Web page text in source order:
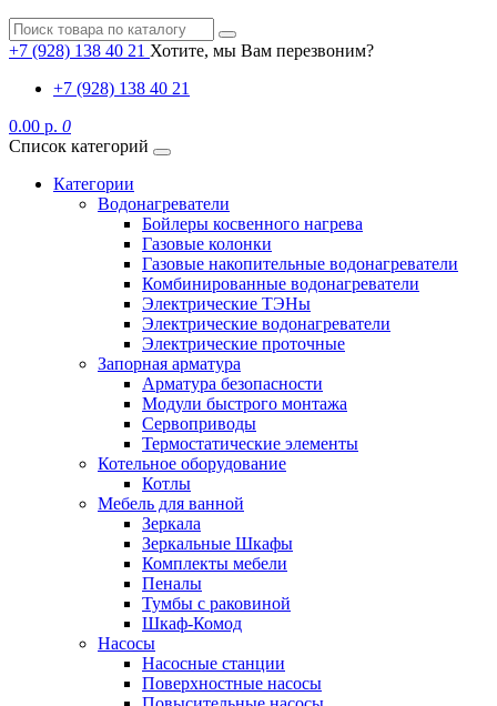
+7 (928) 138 40 21 Хотите, мы Вам перезвоним?
+7 (928) 138 40 21
0.00 р. 0
Список категорий
Категории
Водонагреватели
Бойлеры косвенного нагрева
Газовые колонки
Газовые накопительные водонагреватели
Комбинированные водонагреватели
Электрические ТЭНы
Электрические водонагреватели
Электрические проточные
Запорная арматура
Арматура безопасности
Модули быстрого монтажа
Сервоприводы
Термостатические элементы
Котельное оборудование
Котлы
Мебель для ванной
Зеркала
Зеркальные Шкафы
Комплекты мебели
Пеналы
Тумбы с раковиной
Шкаф-Комод
Насосы
Насосные станции
Поверхностные насосы